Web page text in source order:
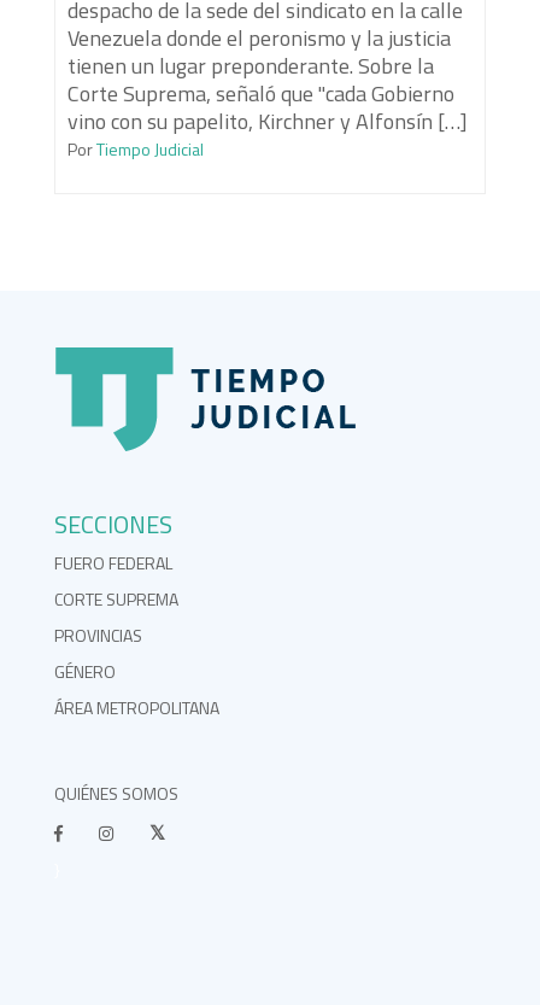
despacho de la sede del sindicato en la calle
Venezuela donde el peronismo y la justicia
tienen un lugar preponderante. Sobre la
Corte Suprema, señaló que "cada Gobierno
vino con su papelito, Kirchner y Alfonsín […]
PorTiempo Judicial
SECCIONES
FUERO FEDERAL
CORTE SUPREMA
PROVINCIAS
GÉNERO
ÁREA METROPOLITANA
QUIÉNES SOMOS